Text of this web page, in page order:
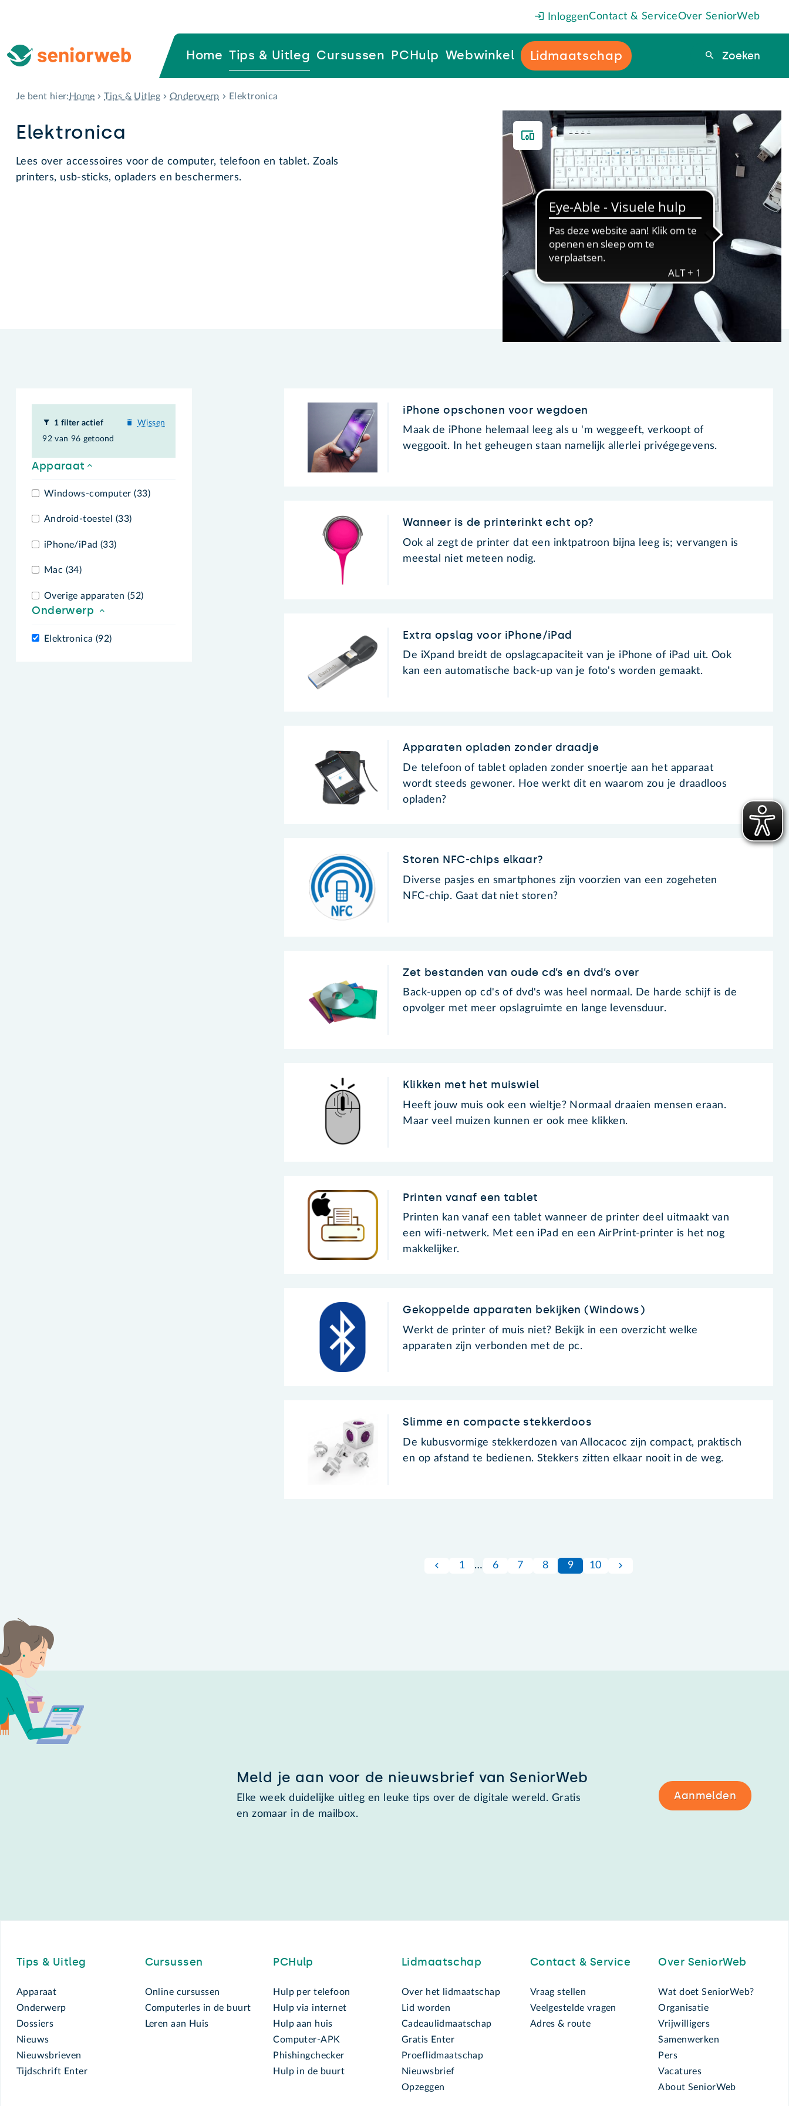
InloggenContact & ServiceOver SeniorWeb
Home Tips & Uitleg Cursussen PCHulp Webwinkel Lidmaatschap Zoeken
Zoeken
Je bent hier: Home Tips & Uitleg Onderwerp Elektronica
Elektronica
Lees over accessoires voor de computer, telefoon en tablet. Zoals
printers, usb-sticks, opladers en beschermers.
1 filter actief
92 van 96 getoond
Wissen
Apparaat
Windows-computer (33)
Android-toestel (33)
iPhone/iPad (33)
Mac (34)
Overige apparaten (52)
Onderwerp
Elektronica (92)
iPhone opschonen voor wegdoen
Maak de iPhone helemaal leeg als u 'm weggeeft, verkoopt of
weggooit. In het geheugen staan namelijk allerlei privégegevens.
Wanneer is de printerinkt echt op?
Ook al zegt de printer dat een inktpatroon bijna leeg is; vervangen is
meestal niet meteen nodig.
Extra opslag voor iPhone/iPad
De iXpand breidt de opslagcapaciteit van je iPhone of iPad uit. Ook
kan een automatische back-up van je foto's worden gemaakt.
Apparaten opladen zonder draadje
De telefoon of tablet opladen zonder snoertje aan het apparaat
wordt steeds gewoner. Hoe werkt dit en waarom zou je draadloos
opladen?
Storen NFC-chips elkaar?
Diverse pasjes en smartphones zijn voorzien van een zogeheten
NFC-chip. Gaat dat niet storen?
Zet bestanden van oude cd’s en dvd’s over
Back-uppen op cd's of dvd's was heel normaal. De harde schijf is de
opvolger met meer opslagruimte en lange levensduur.
Klikken met het muiswiel
Heeft jouw muis ook een wieltje? Normaal draaien mensen eraan.
Maar veel muizen kunnen er ook mee klikken.
Printen vanaf een tablet
Printen kan vanaf een tablet wanneer de printer deel uitmaakt van
een wifi-netwerk. Met een iPad en een AirPrint-printer is het nog
makkelijker.
Gekoppelde apparaten bekijken (Windows)
Werkt de printer of muis niet? Bekijk in een overzicht welke
apparaten zijn verbonden met de pc.
Slimme en compacte stekkerdoos
De kubusvormige stekkerdozen van Allocacoc zijn compact, praktisch
en op afstand te bedienen. Stekkers zitten elkaar nooit in de weg.
1 … 6 7 8 9 10
Meld je aan voor de nieuwsbrief van SeniorWeb
Elke week duidelijke uitleg en leuke tips over de digitale wereld. Gratis
en zomaar in de mailbox.
Aanmelden
Tips & Uitleg
Apparaat
Onderwerp
Dossiers
Nieuws
Nieuwsbrieven
Tijdschrift Enter
Cursussen
Online cursussen
Computerles in de buurt
Leren aan Huis
PCHulp
Hulp per telefoon
Hulp via internet
Hulp aan huis
Computer-APK
Phishingchecker
Hulp in de buurt
Lidmaatschap
Over het lidmaatschap
Lid worden
Cadeaulidmaatschap
Gratis Enter
Proeflidmaatschap
Nieuwsbrief
Opzeggen
Contact & Service
Vraag stellen
Veelgestelde vragen
Adres & route
Over SeniorWeb
Wat doet SeniorWeb?
Organisatie
Vrijwilligers
Samenwerken
Pers
Vacatures
About SeniorWeb